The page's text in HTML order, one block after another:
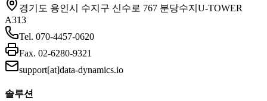
경기도 용인시 수지구 신수로 767 분당수지U-TOWER
A313
Tel. 070-4457-0620
Fax. 02-6280-9321
support[at]data-dynamics.io
솔루션